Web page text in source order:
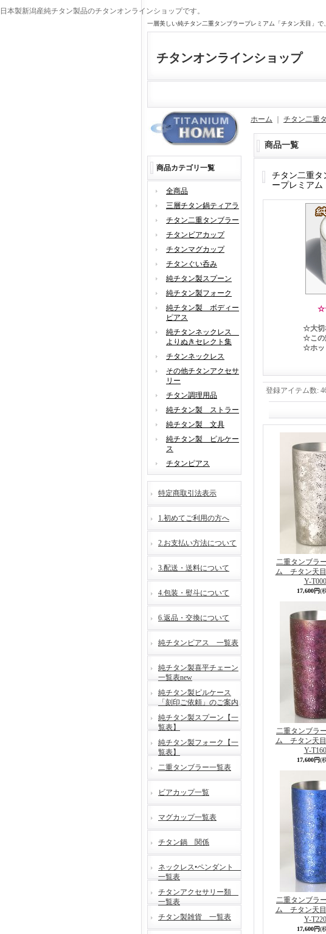
日本製新潟産純チタン製品のチタンオンラインショップです。
一層美しい純チタン二重タンブラープレミアム「チタン天目」
チタンオンラインショップ
商品カテゴリ一覧
全商品
三層チタン鍋ティアラ
チタン二重タンブラー
チタンビアカップ
チタンマグカップ
チタンぐい呑み
純チタン製スプーン
純チタン製フォーク
純チタン製 ボディー
ピアス
純チタンネックレス
よりぬきセレクト集
チタンネックレス
その他チタンアクセサ
リー
チタン調理用品
純チタン製 ストラー
純チタン製 文具
純チタン製 ピルケー
ス
チタンピアス
特定商取引法表示
1.初めてご利用の方へ
2.お支払い方法について
3.配送・送料について
4.包装・熨斗について
6.返品・交換について
純チタンピアス 一覧表
純チタン製喜平チェーン
一覧表new
純チタン製ピルケース
「刻印ご依頼」のご案内
純チタン製スプーン【一
覧表】
純チタン製フォーク【一
覧表】
二重タンブラー一覧表
ビアカップ一覧
マグカップ一覧表
チタン鍋 関係
ネックレス•ペンダント
一覧表
チタンアクセサリー類
一覧表
チタン製雑貨 一覧表
ホーム チタン二重
商品一覧
チタン二重タ
ープレミア
今年のク
☆大切な方へ、
☆この輝きが
☆ホットもア
登録アイテム数:
二重タンブラ
ム チタン天
Y-
17,600円(
二重タンブラ
ム チタン天
Y-
17,600円(
二重タンブラ
ム チタン天
Y-
17,600円(